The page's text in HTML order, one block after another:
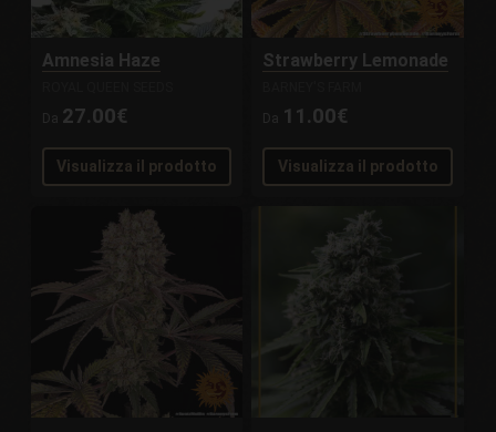
Amnesia Haze
Da 27.00€
Visualizza il prodotto
Strawberry Lemonade
Da
11.00€
Visualizza il prodotto